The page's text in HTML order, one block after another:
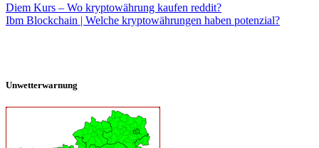
Diem Kurs – Wo kryptowährung kaufen reddit?
Ibm Blockchain | Welche kryptowährungen haben potenzial?
Unwetterwarnung